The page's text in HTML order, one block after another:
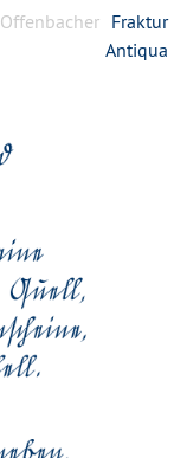
Offenbacher Fraktur
Antiqua